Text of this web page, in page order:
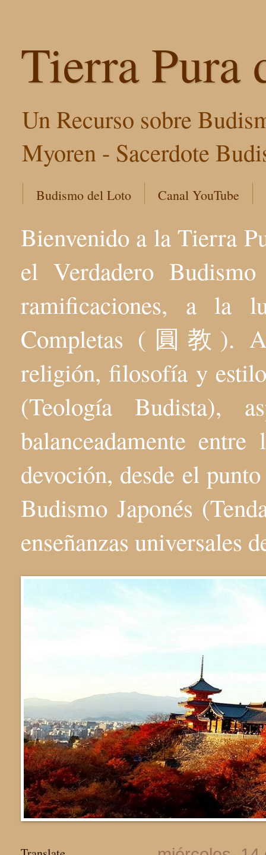
Tierra Pura
Un Recurso sobre
Myoren - Sacerdote
Budismo del Loto Canal YouTube
Bienvenido a la Tierra
el Verdadero
ramificaciones, a la
Completas (圓教).
religión, filosofía y
(Teología Budista),
balanceadamente
devoción, desde el
Budismo Japonés
enseñanzas universales